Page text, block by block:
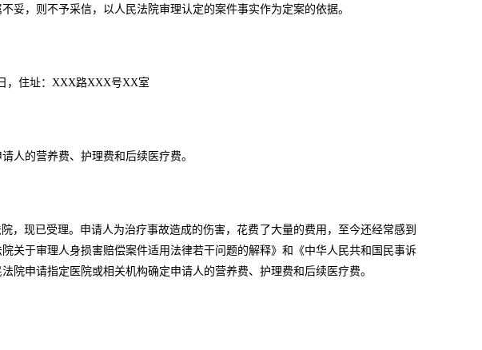
妥，则不予采信，以人民法院审理认定的案件事实作为定案的依据。
，住址：XXX路XXX号XX室
人的营养费、护理费和后续医疗费。
，现已受理。申请人为治疗事故造成的伤害，花费了大量的费用，至今还经常感到
关于审理人身损害赔偿案件适用法律若干问题的解释》和《中华人民共和国民事诉
院申请指定医院或相关机构确定申请人的营养费、护理费和后续医疗费。